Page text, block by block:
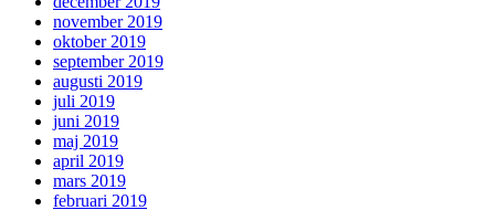
november 2019
oktober 2019
september 2019
augusti 2019
juli 2019
juni 2019
maj 2019
april 2019
mars 2019
februari 2019